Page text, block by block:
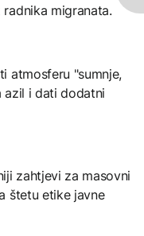
migranata.
atmosferu "sumnje,
azil i dati dodatni
zahtjevi za masovni
štetu etike javne